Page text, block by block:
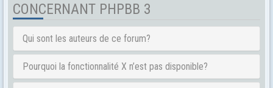
CONCERNANT PHPBB 3
Qui sont les auteurs de ce forum?
Pourquoi la fonctionnalité X n’est pas disponible?